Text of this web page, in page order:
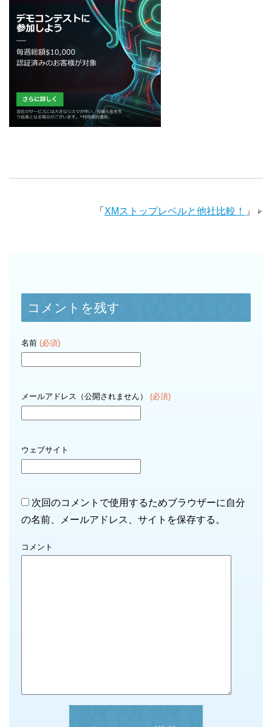
「 XMストップレベルと他社比較！ 」
コメントを残す
名前 (必須)
メールアドレス（公開されません） (必須)
ウェブサイト
次回のコメントで使用するためブラウザーに自分
の名前、メールアドレス、サイトを保存する。
コメント